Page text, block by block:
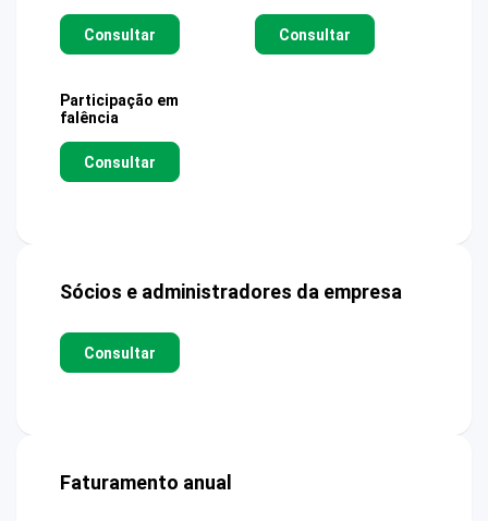
Consultar Consultar
Participação em
falência
Consultar
Sócios e administradores da empresa
Consultar
Faturamento anual